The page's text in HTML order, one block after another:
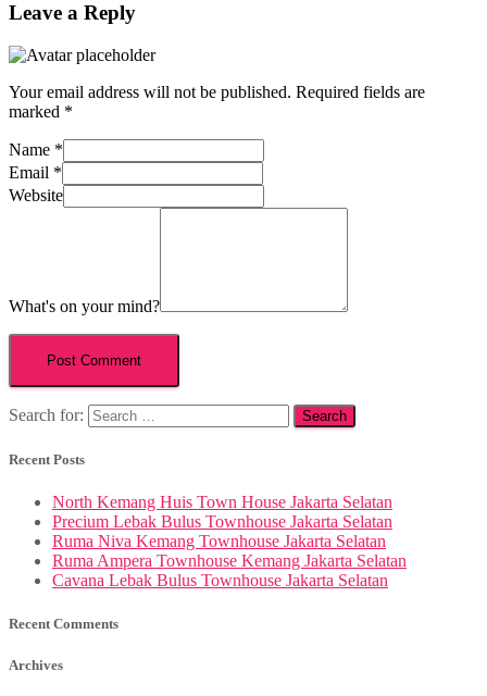
Leave a Reply
Your email address will not be published. Required fields are
marked *
Name *
Email *
Website
What's on your mind?
Search for:
Recent Posts
North Kemang Huis Town House Jakarta Selatan
Precium Lebak Bulus Townhouse Jakarta Selatan
Ruma Niva Kemang Townhouse Jakarta Selatan
Ruma Ampera Townhouse Kemang Jakarta Selatan
Cavana Lebak Bulus Townhouse Jakarta Selatan
Recent Comments
Archives